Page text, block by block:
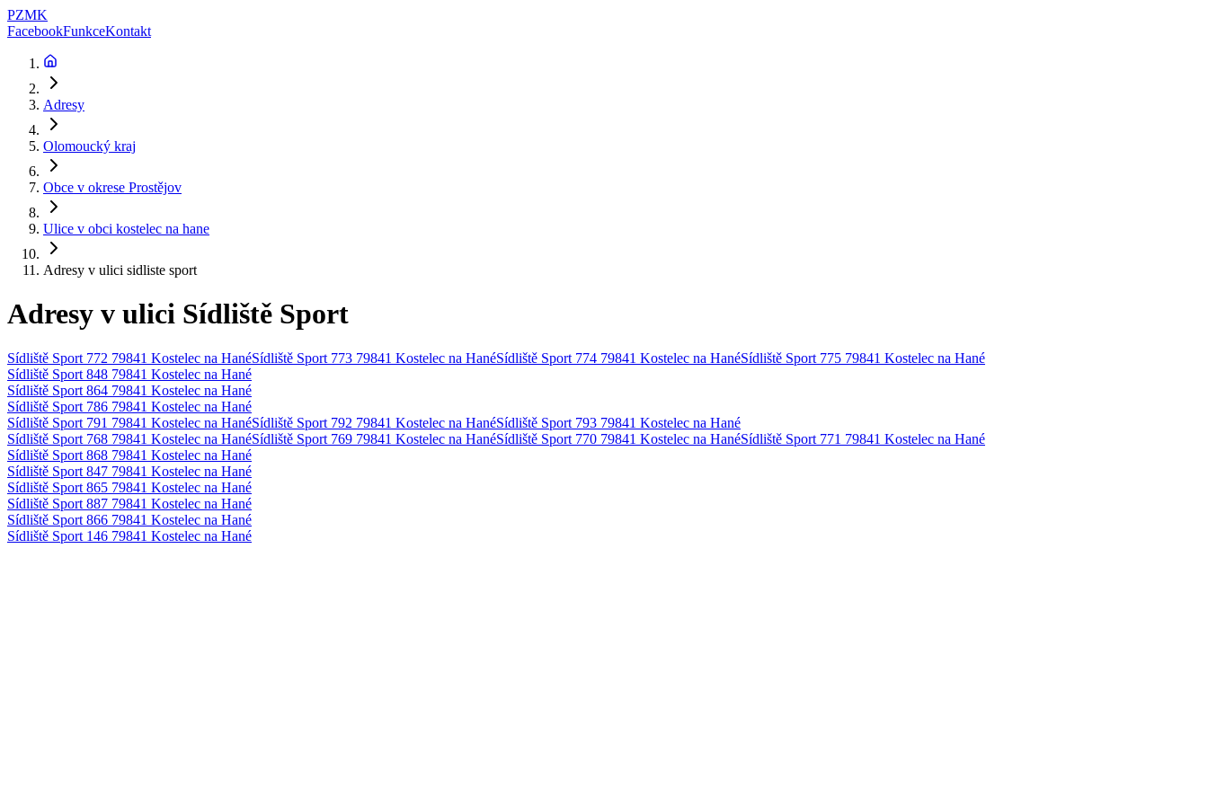
PZMK
FacebookFunkceKontakt
Adresy
Olomoucký kraj
Obce v okrese Prostějov
Ulice v obci kostelec na hane
Adresy v ulici sidliste sport
Adresy v ulici Sídliště Sport
Sídliště Sport 772 79841 Kostelec na HanéSídliště Sport 773 79841 Kostelec na HanéSídliště Sport 774 79841 Kostelec na HanéSídliště Sport 775 79841 Kostelec na Hané
Sídliště Sport 848 79841 Kostelec na Hané
Sídliště Sport 864 79841 Kostelec na Hané
Sídliště Sport 786 79841 Kostelec na Hané
Sídliště Sport 791 79841 Kostelec na HanéSídliště Sport 792 79841 Kostelec na HanéSídliště Sport 793 79841 Kostelec na Hané
Sídliště Sport 768 79841 Kostelec na HanéSídliště Sport 769 79841 Kostelec na HanéSídliště Sport 770 79841 Kostelec na HanéSídliště Sport 771 79841 Kostelec na Hané
Sídliště Sport 868 79841 Kostelec na Hané
Sídliště Sport 847 79841 Kostelec na Hané
Sídliště Sport 865 79841 Kostelec na Hané
Sídliště Sport 887 79841 Kostelec na Hané
Sídliště Sport 866 79841 Kostelec na Hané
Sídliště Sport 146 79841 Kostelec na Hané